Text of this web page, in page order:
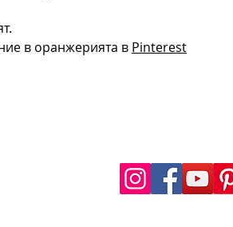
в оранжерията в Pinterest